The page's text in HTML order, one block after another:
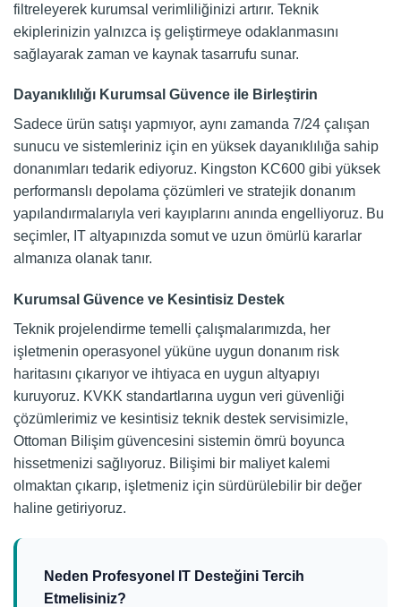
filtreleyerek kurumsal verimliliğinizi artırır. Teknik
ekiplerinizin yalnızca iş geliştirmeye odaklanmasını
sağlayarak zaman ve kaynak tasarrufu sunar.
Dayanıklılığı Kurumsal Güvence ile Birleştirin
Sadece ürün satışı yapmıyor, aynı zamanda 7/24 çalışan
sunucu ve sistemleriniz için en yüksek dayanıklılığa sahip
donanımları tedarik ediyoruz. Kingston KC600 gibi yüksek
performanslı depolama çözümleri ve stratejik donanım
yapılandırmalarıyla veri kayıplarını anında engelliyoruz. Bu
seçimler, IT altyapınızda somut ve uzun ömürlü kararlar
almanıza olanak tanır.
Kurumsal Güvence ve Kesintisiz Destek
Teknik projelendirme temelli çalışmalarımızda, her
işletmenin operasyonel yüküne uygun donanım risk
haritasını çıkarıyor ve ihtiyaca en uygun altyapıyı
kuruyoruz. KVKK standartlarına uygun veri güvenliği
çözümlerimiz ve kesintisiz teknik destek servisimizle,
Ottoman Bilişim güvencesini sistemin ömrü boyunca
hissetmenizi sağlıyoruz. Bilişimi bir maliyet kalemi
olmaktan çıkarıp, işletmeniz için sürdürülebilir bir değer
haline getiriyoruz.
Neden Profesyonel IT Desteğini Tercih
Etmelisiniz?